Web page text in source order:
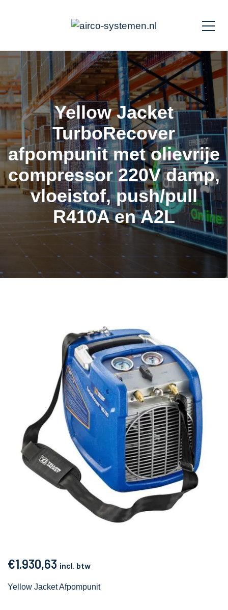
Yellow Jacket
TurboRecover
afpompunit met olievrije
compressor 220V damp,
vloeistof, push/pull
R410A en A2L
€1.930,63 incl. btw
Yellow Jacket Afpompunit